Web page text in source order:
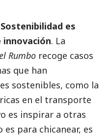
es
. La
Rumbo recoge casos
que han
sostenibles, como la
en el transporte
es inspirar a otras
es para chicanear, es